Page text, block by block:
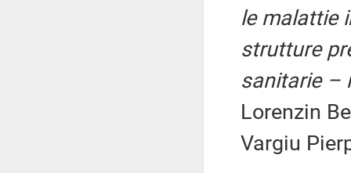
le malattie
strutture
sanitarie –
Lorenzin
Vargiu